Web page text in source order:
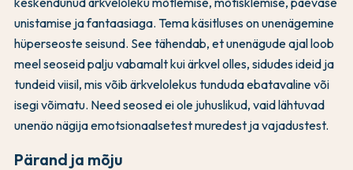
unistamise ja fantaasiaga. Tema käsitluses on unenägemine
hüperseoste seisund. See tähendab, et unenägude ajal loob
meel seoseid palju vabamalt kui ärkvel olles, sidudes ideid ja
tundeid viisil, mis võib ärkvelolekus tunduda ebatavaline või
isegi võimatu. Need seosed ei ole juhuslikud, vaid lähtuvad
unenäo nägija emotsionaalsetest muredest ja vajadustest.
Pärand ja mõju